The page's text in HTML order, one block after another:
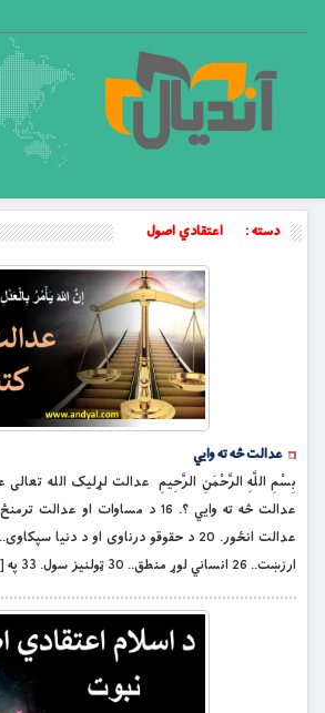
دسته :
اعتقادي اصول
عدالت څه ته وايي
ارزښت.. 26 انساني لوړ منطق.. 30 ټولنيز سول. 33 په […]